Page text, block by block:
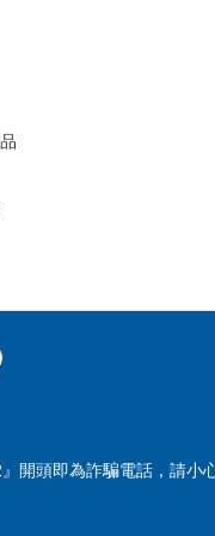
開頭即為詐騙電話，請小